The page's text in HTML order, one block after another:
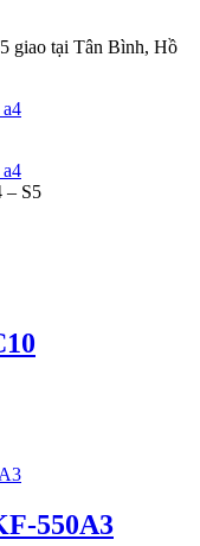
giao tại Tân Bình, Hồ
– S5
550A3